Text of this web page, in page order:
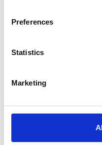
Preferences
Statistics
Marketing
Journey Persona
einen fiktiven Kunden
Auto.